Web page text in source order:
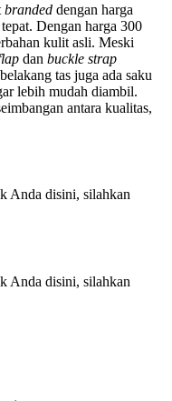
branded dengan harga
Dengan harga 300
kulit asli. Meski
dan buckle strap
tas juga ada saku
lebih mudah diambil.
antara kualitas,
Anda disini, silahkan
Anda disini, silahkan